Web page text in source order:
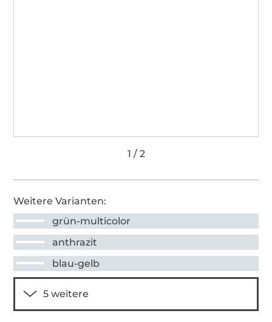
Weitere Varianten:
grün-multicolor
anthrazit
blau-gelb